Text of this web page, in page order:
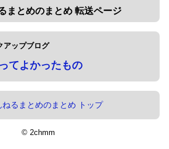
まとめのまとめ 転送ページ
アップブログ
てよかったもの
ねるまとめのまとめ トップ
© 2chmm